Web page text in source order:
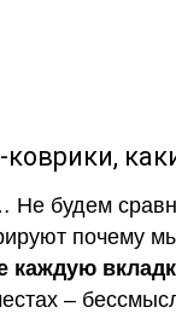
коврики,
будем
почему
каждую
–